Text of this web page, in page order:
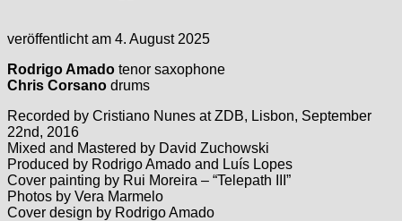
veröffentlicht am 4. August 2025
Rodrigo Amado tenor saxophone
Chris Corsano drums
Recorded by Cristiano Nunes at ZDB, Lisbon, September
22nd, 2016
Mixed and Mastered by David Zuchowski
Produced by Rodrigo Amado and Luís Lopes
Cover painting by Rui Moreira – “Telepath III”
Photos by Vera Marmelo
Cover design by Rodrigo Amado